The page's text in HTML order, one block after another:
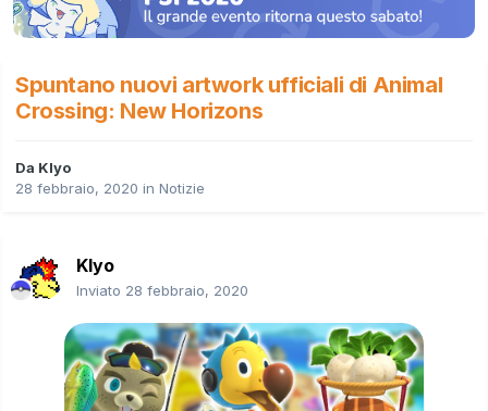
Spuntano nuovi artwork ufficiali di Animal
Crossing: New Horizons
Da Klyo
28 febbraio, 2020 in Notizie
Klyo
Inviato 28 febbraio, 2020